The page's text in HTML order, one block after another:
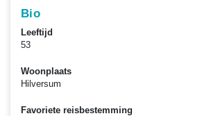
Bio
Leeftijd
53
Woonplaats
Hilversum
Favoriete reisbestemming